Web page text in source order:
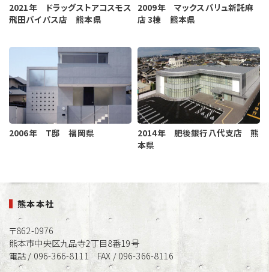
2021年 ドラッグストアコスモス
飛田バイパス店 熊本県
2009年 マックスバリュ新託麻
店 3棟 熊本県
2006年 T邸 福岡県
2014年 肥後銀行八代支店 熊
本県
熊本本社
〒862-0976
熊本市中央区九品寺2丁目8番19号
電話 / 096-366-8111 FAX / 096-366-8116